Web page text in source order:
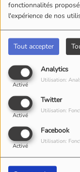
fonctionnalités
l'expérience de nos
Tout accepter
Analytics
Activé
Utilisation:
Twitter
Activé
Utilisation:
Facebook
Activé
Utilisation: